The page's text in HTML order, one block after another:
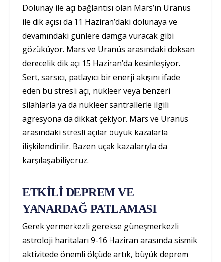
Dolunay ile açı bağlantısı olan Mars’ın Uranüs
ile dik açısı da 11 Haziran’daki dolunaya ve
devamındaki günlere damga vuracak gibi
gözüküyor. Mars ve Uranüs arasındaki doksan
derecelik dik açı 15 Haziran’da kesinleşiyor.
Sert, sarsıcı, patlayıcı bir enerji akışını ifade
eden bu stresli açı, nükleer veya benzeri
silahlarla ya da nükleer santrallerle ilgili
agresyona da dikkat çekiyor. Mars ve Uranüs
arasındaki stresli açılar büyük kazalarla
ilişkilendirilir. Bazen uçak kazalarıyla da
karşılaşabiliyoruz.
ETKİLİ DEPREM VE
YANARDAĞ PATLAMASI
Gerek yermerkezli gerekse güneşmerkezli
astroloji haritaları 9-16 Haziran arasında sismik
aktivitede önemli ölçüde artık, büyük deprem